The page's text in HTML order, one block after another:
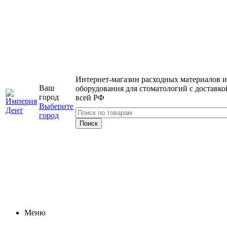
Ваш
город
Выберите
город
Интернет-магазин расходных материалов и
оборудования для стоматологий с
всей РФ
Меню